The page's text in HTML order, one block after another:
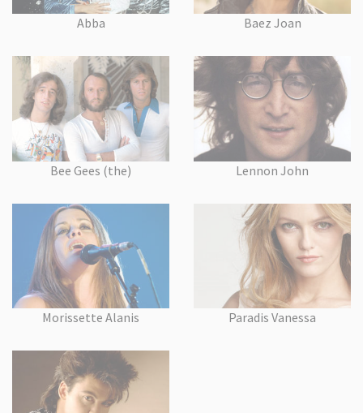
Abba Baez Joan
Bee Gees (the) Lennon John
Morissette Alanis Paradis Vanessa